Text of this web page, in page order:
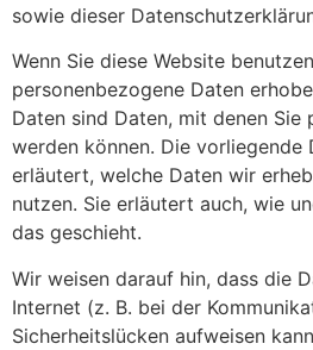
sowie dieser
Wenn Sie diese Website
personenbezogene Daten
Daten sind Daten, mit denen
werden können. Die vorliegende
erläutert, welche Daten wir
nutzen. Sie erläutert auch, wie
das geschieht.
Wir weisen darauf hin, dass die
Internet (z. B. bei der
Sicherheitslücken aufweisen